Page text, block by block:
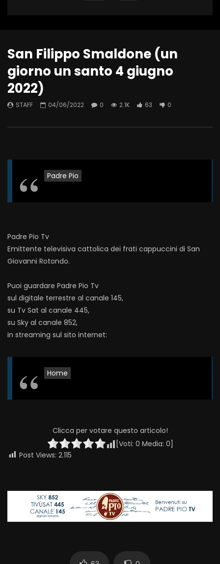
San Filippo Smaldone (un
giorno un santo 4 giugno
2022)
STAFF 04/06/2022 0 2.1K 63 0
Padre Pio
Padre Pio Tv
Emittente televisiva cattolica dei frati cappuccini di San
Giovanni Rotondo.
Puoi guardare Padre Pio Tv
sul digitale terrestre al canale 145,
su Tv Sat al canale 445,
su Sky al canale 852,
in streaming sul sito internet:
Home
Clicca per votare questo articolo!
[Voti: 0 Media: 0]
Post Views: 2.115